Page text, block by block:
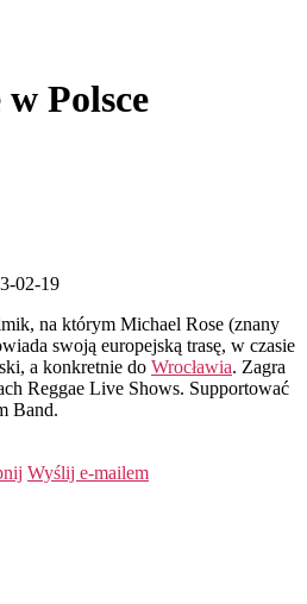
Polsce
02-19
na którym Michael Rose (znany
swoją europejską trasę, w czasie
a konkretnie do Wrocławia. Zagra
Reggae Live Shows. Supportować
Band.
Wyślij e-mailem